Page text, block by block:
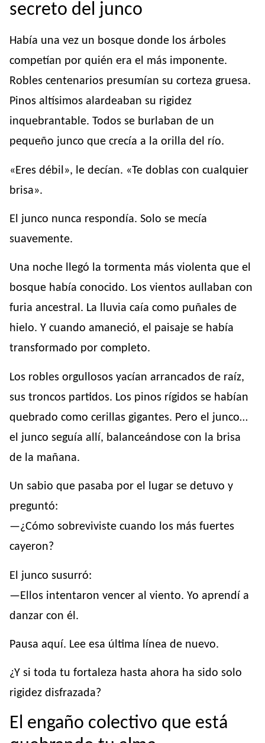
secreto del junco
Había una vez un bosque donde los árboles
competían por quién era el más imponente.
Robles centenarios presumían su corteza gruesa.
Pinos altísimos alardeaban su rigidez
inquebrantable. Todos se burlaban de un
pequeño junco que crecía a la orilla del río.
«Eres débil», le decían. «Te doblas con cualquier
brisa».
El junco nunca respondía. Solo se mecía
suavemente.
Una noche llegó la tormenta más violenta que el
bosque había conocido. Los vientos aullaban con
furia ancestral. La lluvia caía como puñales de
hielo. Y cuando amaneció, el paisaje se había
transformado por completo.
Los robles orgullosos yacían arrancados de raíz,
sus troncos partidos. Los pinos rígidos se habían
quebrado como cerillas gigantes. Pero el junco…
el junco seguía allí, balanceándose con la brisa
de la mañana.
Un sabio que pasaba por el lugar se detuvo y
preguntó:
—¿Cómo sobreviviste cuando los más fuertes
cayeron?
El junco susurró:
—Ellos intentaron vencer al viento. Yo aprendí a
danzar con él.
Pausa aquí. Lee esa última línea de nuevo.
¿Y si toda tu fortaleza hasta ahora ha sido solo
rigidez disfrazada?
El engaño colectivo que está